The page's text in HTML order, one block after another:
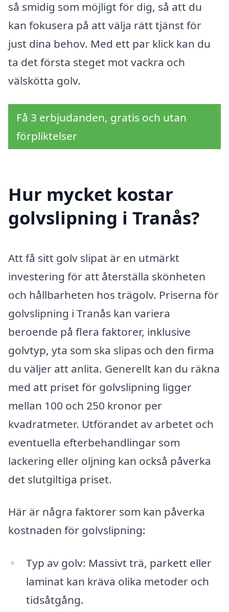
så smidig som möjligt för dig, så att du
kan fokusera på att välja rätt tjänst för
just dina behov. Med ett par klick kan du
ta det första steget mot vackra och
välskötta golv.
Få 3 erbjudanden, gratis och utan
förpliktelser
Hur mycket kostar
golvslipning i Tranås?
Att få sitt golv slipat är en utmärkt
investering för att återställa skönheten
och hållbarheten hos trägolv. Priserna för
golvslipning i Tranås kan variera
beroende på flera faktorer, inklusive
golvtyp, yta som ska slipas och den firma
du väljer att anlita. Generellt kan du räkna
med att priset för golvslipning ligger
mellan 100 och 250 kronor per
kvadratmeter. Utförandet av arbetet och
eventuella efterbehandlingar som
lackering eller oljning kan också påverka
det slutgiltiga priset.
Här är några faktorer som kan påverka
kostnaden för golvslipning:
Typ av golv: Massivt trä, parkett eller
laminat kan kräva olika metoder och
tidsåtgång.